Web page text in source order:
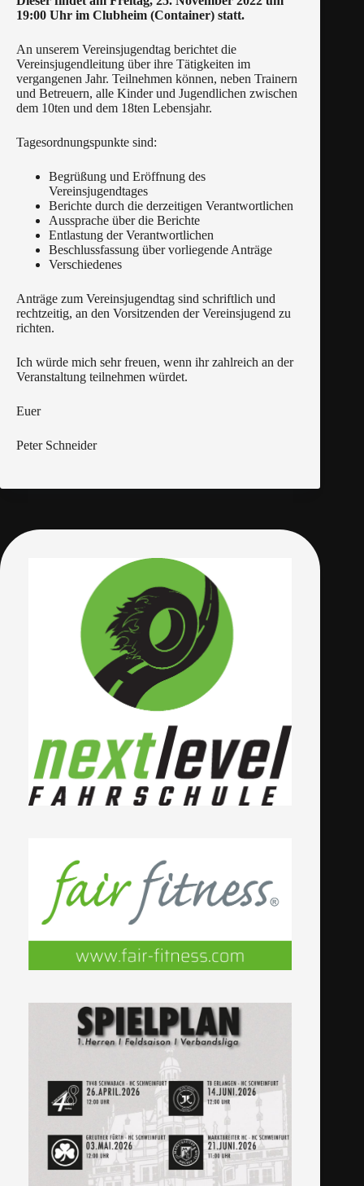
19:00 Uhr im Clubheim (Container) statt.
An unserem Vereinsjugendtag berichtet die
Vereinsjugendleitung über ihre Tätigkeiten im
vergangenen Jahr. Teilnehmen können, neben Trainern
und Betreuern, alle Kinder und Jugendlichen zwischen
dem 10ten und dem 18ten Lebensjahr.
Tagesordnungspunkte sind:
Begrüßung und Eröffnung des
Vereinsjugendtages
Berichte durch die derzeitigen Verantwortlichen
Aussprache über die Berichte
Entlastung der Verantwortlichen
Beschlussfassung über vorliegende Anträge
Verschiedenes
Anträge zum Vereinsjugendtag sind schriftlich und
rechtzeitig, an den Vorsitzenden der Vereinsjugend zu
richten.
Ich würde mich sehr freuen, wenn ihr zahlreich an der
Veranstaltung teilnehmen würdet.
Euer
Peter Schneider